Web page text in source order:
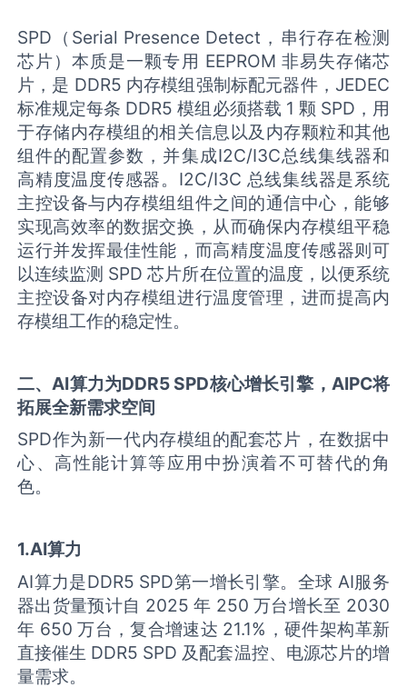
SPD（Serial Presence Detect，串行存在检测
芯片）本质是一颗专用 EEPROM 非易失存储芯
片，是 DDR5 内存模组强制标配元器件，JEDEC
标准规定每条 DDR5 模组必须搭载 1 颗 SPD，用
于存储内存模组的相关信息以及内存颗粒和其他
组件的配置参数，并集成I2C/I3C总线集线器和
高精度温度传感器。I2C/I3C 总线集线器是系统
主控设备与内存模组组件之间的通信中心，能够
实现高效率的数据交换，从而确保内存模组平稳
运行并发挥最佳性能，而高精度温度传感器则可
以连续监测 SPD 芯片所在位置的温度，以便系统
主控设备对内存模组进行温度管理，进而提高内
存模组工作的稳定性。
二、AI算力为DDR5 SPD核心增长引擎， AIPC将
拓展全新需求空间
SPD作为新一代内存模组的配套芯片，在数据中
心、高性能计算等应用中扮演着不可替代的角
色。
1.AI算力
AI算力是DDR5 SPD第一增长引擎。全球 AI服务
器出货量预计自 2025 年 250 万台增长至 2030
年 650 万台，复合增速达 21.1%，硬件架构革新
直接催生 DDR5 SPD 及配套温控、电源芯片的增
量需求。